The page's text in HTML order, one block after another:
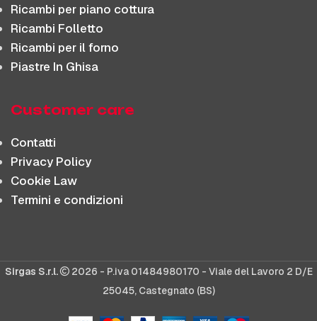
Ricambi per piano cottura
Ricambi Folletto
Ricambi per il forno
Piastre In Ghisa
Customer care
Contatti
Privacy Policy
Cookie Law
Termini e condizioni
Sirgas S.r.l.
2026 - P.iva 01484980170 - Viale del Lavoro 2 D/E
25045, Castegnato (BS)